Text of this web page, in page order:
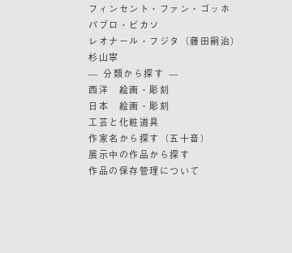
フィンセント・ファン・ゴッホ
パブロ・ピカソ
レオナール・フジタ（藤田嗣治）
杉山寧
— 分類から探す —
西洋 絵画・彫刻
日本 絵画・彫刻
工芸と化粧道具
作家名から探す（五十音）
展示中の作品から探す
作品の保存管理について